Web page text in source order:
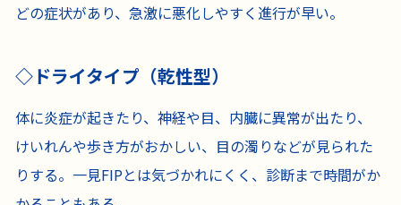
どの症状があり、急激に悪化しやすく進行が早い。
ドライタイプ（乾性型）
体に炎症が起きたり、神経や目、内臓に異常が出たり、
けいれんや歩き方がおかしい、目の濁りなどが見られた
りする。一見FIPとは気づかれにくく、診断まで時間がか